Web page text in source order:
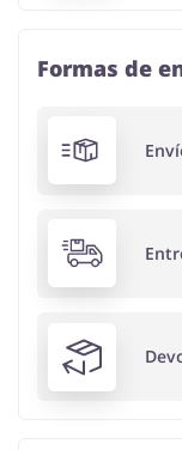
Formas de